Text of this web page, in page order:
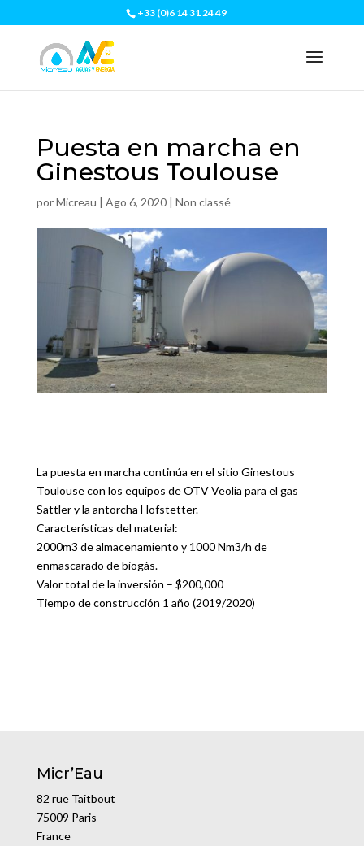
+33 (0)6 14 31 24 49
Puesta en marcha en
Ginestous Toulouse
porMicreau | Ago 6, 2020| Non classé
La puesta en marcha continúa en el sitio Ginestous
Toulouse con los equipos de OTV Veolia para el gas
Sattler y la antorcha Hofstetter.
Características del material:
2000m3 de almacenamiento y 1000 Nm3/h de
enmascarado de biogás.
Valor total de la inversión – $200,000
Tiempo de construcción 1 año (2019/2020)
Micr’Eau
82 rue Taitbout
75009 Paris
France